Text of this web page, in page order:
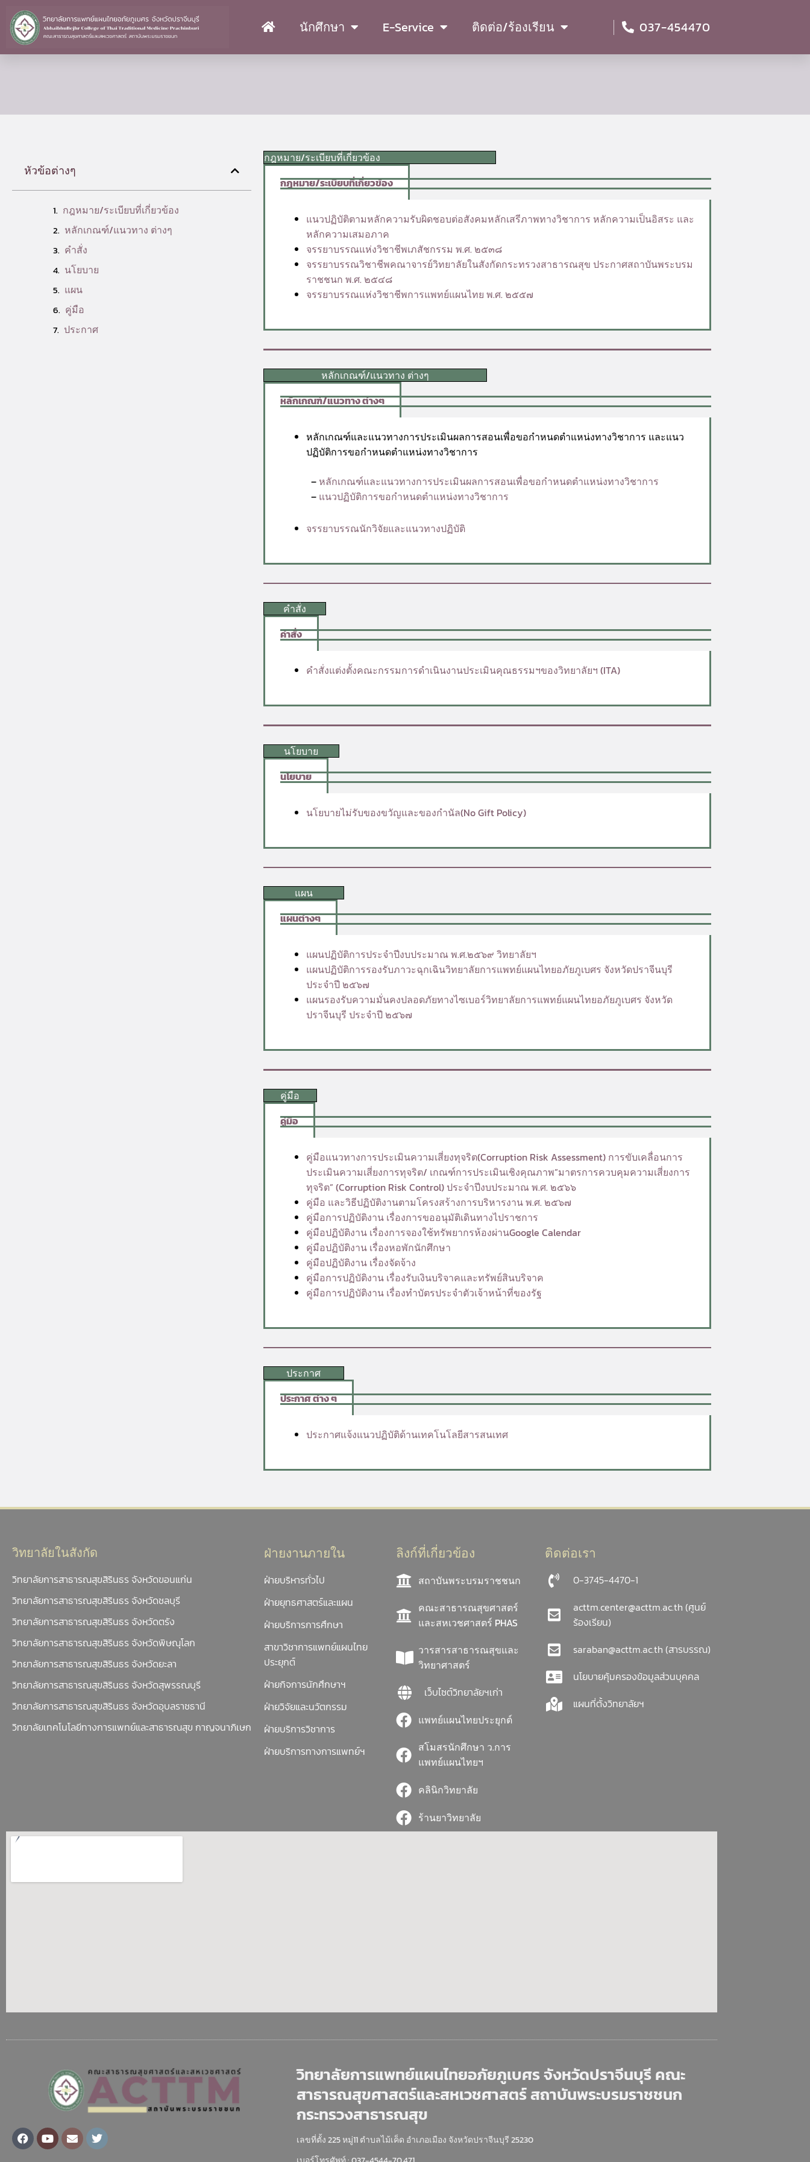
content
นักศึกษา E-Service ติดต่อ/ร้องเรียน 037-454470
หัวข้อต่างๆ
กฎหมาย/ระเบียบที่เกี่ยวข้อง
หลักเกณฑ์/แนวทาง ต่างๆ
คำสั่ง
นโยบาย
แผน
คู่มือ
ประกาศ
กฎหมาย/ระเบียบที่เกี่ยวข้อง
กฎหมาย/ระเบียบที่เกี่ยวข้อง
แนวปฏิบัติตามหลักความรับผิดชอบต่อสังคมหลักเสรีภาพทางวิชาการ หลักความเป็นอิสระ และ
หลักความเสมอภาค
จรรยาบรรณแห่งวิชาชีพเภสัชกรรม พ.ศ. ๒๕๓๘
จรรยาบรรณวิชาชีพคณาจารย์วิทยาลัยในสังกัดกระทรวงสาธารณสุข ประกาศสถาบันพระบรม
ราชชนก พ.ศ. ๒๕๔๘
จรรยาบรรณแห่งวิชาชีพการแพทย์แผนไทย พ.ศ. ๒๕๕๗
หลักเกณฑ์/แนวทาง ต่างๆ
หลักเกณฑ์/แนวทาง ต่างๆ
หลักเกณฑ์และแนวทางการประเมินผลการสอนเพื่อขอกำหนดตำแหน่งทางวิชาการ และแนว
ปฏิบัติการขอกำหนดตำแหน่งทางวิชาการ
– หลักเกณฑ์และแนวทางการประเมินผลการสอนเพื่อขอกำหนดตำแหน่งทางวิชาการ
– แนวปฏิบัติการขอกำหนดตำแหน่งทางวิชาการ
จรรยาบรรณนักวิจัยและแนวทางปฏิบัติ
คำสั่ง
คำสั่ง
คำสั่งแต่งตั้งคณะกรรมการดำเนินงานประเมินคุณธรรมฯของวิทยาลัยฯ (ITA)
นโยบาย
นโยบาย
นโยบายไม่รับของขวัญและของกำนัล(No Gift Policy)
แผน
แผนต่างๆ
แผนปฏิบัติการประจำปีงบประมาณ พ.ศ.๒๕๖๙ วิทยาลัยฯ
แผนปฏิบัติการรองรับภาวะฉุกเฉินวิทยาลัยการแพทย์แผนไทยอภัยภูเบศร จังหวัดปราจีนบุรี
ประจำปี ๒๕๖๗
แผนรองรับความมั่นคงปลอดภัยทางไซเบอร์วิทยาลัยการแพทย์แผนไทยอภัยภูเบศร จังหวัด
ปราจีนบุรี ประจำปี ๒๕๖๗
คู่มือ
คู่มือ
คู่มือแนวทางการประเมินความเสี่ยงทุจริต(Corruption Risk Assessment) การขับเคลื่อนการ
ประเมินความเสี่ยงการทุจริต/ เกณฑ์การประเมินเชิงคุณภาพ”มาตรการควบคุมความเสี่ยงการ
ทุจริต” (Corruption Risk Control) ประจำปีงบประมาณ พ.ศ. ๒๕๖๖
คู่มือ และวิธีปฏิบัติงานตามโครงสร้างการบริหารงาน พ.ศ. ๒๕๖๗
คู่มือการปฏิบัติงาน เรื่องการขออนุมัติเดินทางไปราชการ
คู่มือปฏิบัติงาน เรื่องการจองใช้ทรัพยากรห้องผ่านGoogle Calendar
คู่มือปฏิบัติงาน เรื่องหอพักนักศึกษา
คู่มือปฏิบัติงาน เรื่องจัดจ้าง
คู่มือการปฏิบัติงาน เรื่องรับเงินบริจาคและทรัพย์สินบริจาค
คู่มือการปฏิบัติงาน เรื่องทำบัตรประจำตัวเจ้าหน้าที่ของรัฐ
ประกาศ
ประกาศ ต่าง ๆ
ประกาศแจ้งแนวปฏิบัติด้านเทคโนโลยีสารสนเทศ
วิทยาลัยในสังกัด
วิทยาลัยการสาธารณสุขสิรินธร จังหวัดขอนแก่น
วิทยาลัยการสาธารณสุขสิรินธร จังหวัดชลบุรี
วิทยาลัยการสาธารณสุขสิรินธร จังหวัดตรัง
วิทยาลัยการสาธารณสุขสิรินธร จังหวัดพิษณุโลก
วิทยาลัยการสาธารณสุขสิรินธร จังหวัดยะลา
วิทยาลัยการสาธารณสุขสิรินธร จังหวัดสุพรรณบุรี
วิทยาลัยการสาธารณสุขสิรินธร จังหวัดอุบลราชธานี
วิทยาลัยเทคโนโลยีทางการแพทย์และสาธารณสุข กาญจนาภิเษก
ฝ่ายงานภายใน
ฝ่ายบริหารทั่วไป
ฝ่ายยุทธศาสตร์และแผน
ฝ่ายบริการการศึกษา
สาขาวิชาการแพทย์แผนไทย
ประยุกต์
ฝ่ายกิจการนักศึกษาฯ
ฝ่ายวิจัยและนวัตกรรม
ฝ่ายบริการวิชาการ
ฝ่ายบริการทางการแพทย์ฯ
ลิงก์ที่เกี่ยวข้อง
สถาบันพระบรมราชชนก
คณะสาธารณสุขศาสตร์
และสหเวชศาสตร์ PHAS
วารสารสาธารณสุขและ
วิทยาศาสตร์
เว็บไซต์วิทยาลัยฯเก่า
แพทย์แผนไทยประยุกต์
สโมสรนักศึกษา ว.การ
แพทย์แผนไทยฯ
คลินิกวิทยาลัย
ร้านยาวิทยาลัย
ติดต่อเรา
0-3745-4470-1
acttm.center@acttm.ac.th (ศูนย์
ร้องเรียน)
saraban@acttm.ac.th (สารบรรณ)
นโยบายคุ้มครองข้อมูลส่วนบุคคล
แผนที่ตั้งวิทยาลัยฯ
Facebook
YoutubeEnvelopeTwitter
วิทยาลัยการแพทย์แผนไทยอภัยภูเบศร จังหวัดปราจีนบุรี คณะ
สาธารณสุขศาสตร์และสหเวชศาสตร์ สถาบันพระบรมราชชนก
กระทรวงสาธารณสุข
เลขที่ตั้ง 225 หมู่11 ตำบลไม้เค็ด อำเภอเมือง จังหวัดปราจีนบุรี 25230